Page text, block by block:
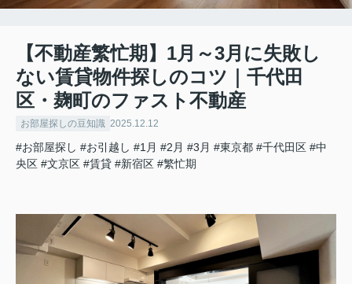
【不動産繁忙期】1月～3月に失敗し
ない賃貸物件探しのコツ｜千代田
区・麹町のファスト不動産
お部屋探しの豆知識 2025.12.12
#お部屋探し #お引越し #1月 #2月 #3月 #東京都 #千代田区 #中
央区 #文京区 #賃貸 #新宿区 #繁忙期